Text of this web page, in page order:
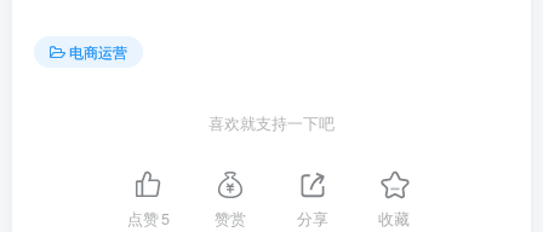
电商运营
喜欢就支持一下吧
点赞5 赞赏 分享 收藏